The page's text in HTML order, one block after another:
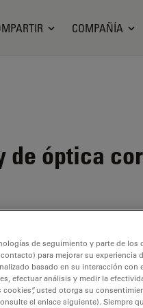
COMPAÑÍA
óptica
de seguimiento y parte de los
para mejorar su experiencia
basado en su interacción con
efectuar análisis y medir la
usted otorga su
el enlace siguiente). Siempre